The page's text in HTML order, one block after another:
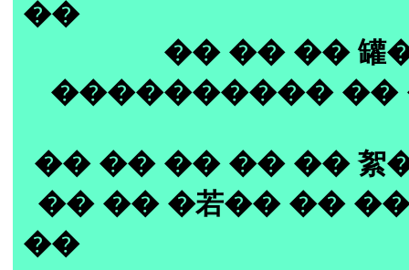
��
�� �� �� 罐
���������� ��
�� �� �� �� �� 絮
�� �� �若�� ��
��